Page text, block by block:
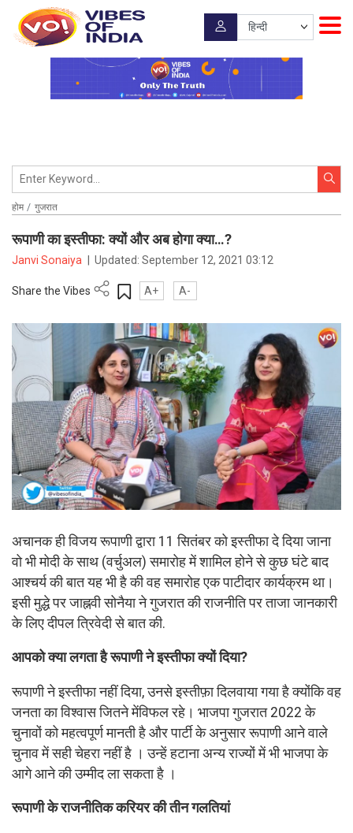
होम गुजरात
रूपाणी का इस्तीफा: क्यों और अब होगा क्या…?
Janvi Sonaiya Updated:September 12, 2021 03:12
Share the Vibes A+ A-
अचानक ही विजय रूपाणी द्वारा 11 सितंबर को इस्तीफा दे दिया जाना
वो भी मोदी के साथ (वर्चुअल) समारोह में शामिल होने से कुछ घंटे बाद
आश्चर्य की बात यह भी है की वह समारोह एक पाटीदार कार्यक्रम था।
इसी मुद्धे पर जाह्नवी सोनैया ने गुजरात की राजनीति पर ताजा जानकारी
के लिए दीपल त्रिवेदी से बात की.
आपको क्या लगता है रूपाणी ने इस्तीफा क्यों दिया?
रूपाणी ने इस्तीफा नहीं दिया, उनसे इस्तीफ़ा दिलवाया गया है क्योंकि वह
जनता का विश्वास जितने मेंविफल रहे। भाजपा गुजरात 2022 के
चुनावों को महत्वपूर्ण मानती है और पार्टी के अनुसार रूपाणी आने वाले
चुनाव में सही चेहरा नहीं है । उन्हें हटाना अन्य राज्यों में भी भाजपा के
आगे आने की उम्मीद ला सकता है ।
रूपाणी के राजनीतिक करियर की तीन गलतियां